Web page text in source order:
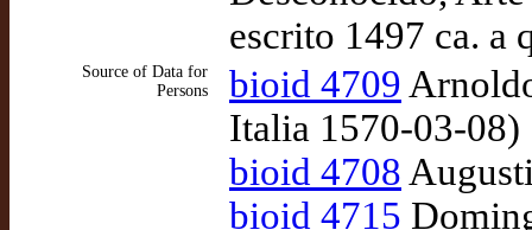
escrito 1497 ca. a
Source of Data for
Persons
bioid 4709
Italia 1570-03-08)
bioid 4708
bioid 4715